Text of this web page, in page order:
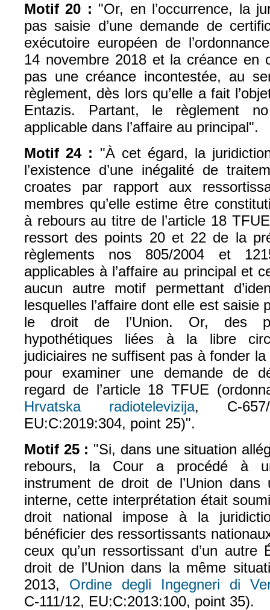
Motif 20 : "Or, en l’occurrence, la
pas saisie d’une demande de
exécutoire européen de
14 novembre 2018 et la créance en
pas une créance incontestée, au
règlement, dès lors qu’elle a fait
Entazis. Partant, le règlement
applicable dans l’affaire au principal".
Motif 24 : "À cet égard, la
l’existence d’une inégalité de
croates par rapport aux
membres qu’elle estime être
à rebours au titre de l’article 18
ressort des points 20 et 22 de la
règlements nos 805/2004 et
applicables à l’affaire au principal et
aucun autre motif permettant
lesquelles l’affaire dont elle est saisie
le droit de l’Union. Or, des
hypothétiques liées à la libre
judiciaires ne suffisent pas à fonder
pour examiner une demande de
regard de l’article 18 TFUE
Hrvatska radiotelevizija,
EU:C:2019:304, point 25)".
Motif 25 : "Si, dans une situation
rebours, la Cour a procédé à
instrument de droit de l’Union dans
interne, cette interprétation était
droit national impose à la
bénéficier des ressortissants
ceux qu’un ressortissant d’un
droit de l’Union dans la même
2013, Ordine degli Ingegneri di
C‑111/12, EU:C:2013:100, point 35).